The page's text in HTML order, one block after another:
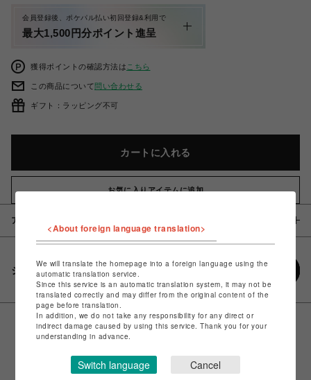
会員登録後、ポケパル払い初回登録&利用で
最大1,500円分ポイント進呈
獲得ポイントの確認方法は こちら
この商品について問い合わせる
ギフト：ラッピング不可
カートに入れる
お気に入りアイテムに追加
アイテム説明 / 素材
シェアする
<About foreign language translation>
We will translate the homepage into a foreign language using the
automatic translation service.
Since this service is an automatic translation system, it may not be
translated correctly and may differ from the original content of the
page before translation.
In addition, we do not take any responsibility for any direct or
indirect damage caused by using this service. Thank you for your
understanding in advance.
Switch language Cancel